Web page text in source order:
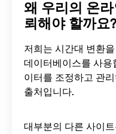
왜 우리의 온
뢰해야 할까요?
저희는 시간대 변환
데이터베이스를 사용
이터를 조정하고 관
출처입니다.
대부분의 다른 사이